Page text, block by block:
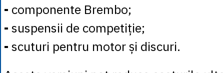
- componente Brembo;
- suspensii de competiție;
- scuturi pentru motor și discuri.